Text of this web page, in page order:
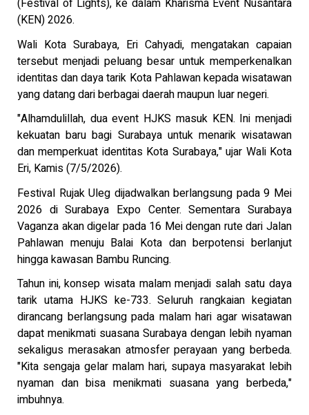
(Festival of Lights), ke dalam Kharisma Event Nusantara
(KEN) 2026.
Wali Kota Surabaya, Eri Cahyadi, mengatakan capaian
tersebut menjadi peluang besar untuk memperkenalkan
identitas dan daya tarik Kota Pahlawan kepada wisatawan
yang datang dari berbagai daerah maupun luar negeri.
"Alhamdulillah, dua event HJKS masuk KEN. Ini menjadi
kekuatan baru bagi Surabaya untuk menarik wisatawan
dan memperkuat identitas Kota Surabaya," ujar Wali Kota
Eri, Kamis (7/5/2026).
Festival Rujak Uleg dijadwalkan berlangsung pada 9 Mei
2026 di Surabaya Expo Center. Sementara Surabaya
Vaganza akan digelar pada 16 Mei dengan rute dari Jalan
Pahlawan menuju Balai Kota dan berpotensi berlanjut
hingga kawasan Bambu Runcing.
Tahun ini, konsep wisata malam menjadi salah satu daya
tarik utama HJKS ke-733. Seluruh rangkaian kegiatan
dirancang berlangsung pada malam hari agar wisatawan
dapat menikmati suasana Surabaya dengan lebih nyaman
sekaligus merasakan atmosfer perayaan yang berbeda.
"Kita sengaja gelar malam hari, supaya masyarakat lebih
nyaman dan bisa menikmati suasana yang berbeda,"
imbuhnya.